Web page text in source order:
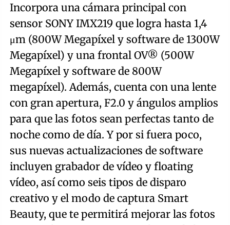
Incorpora una cámara principal con
sensor SONY IMX219 que logra hasta 1,4
μm (800W Megapíxel y software de 1300W
Megapíxel) y una frontal OV® (500W
Megapíxel y software de 800W
megapíxel). Además, cuenta con una lente
con gran apertura, F2.0 y ángulos amplios
para que las fotos sean perfectas tanto de
noche como de día. Y por si fuera poco,
sus nuevas actualizaciones de software
incluyen grabador de vídeo y floating
vídeo, así como seis tipos de disparo
creativo y el modo de captura Smart
Beauty, que te permitirá mejorar las fotos